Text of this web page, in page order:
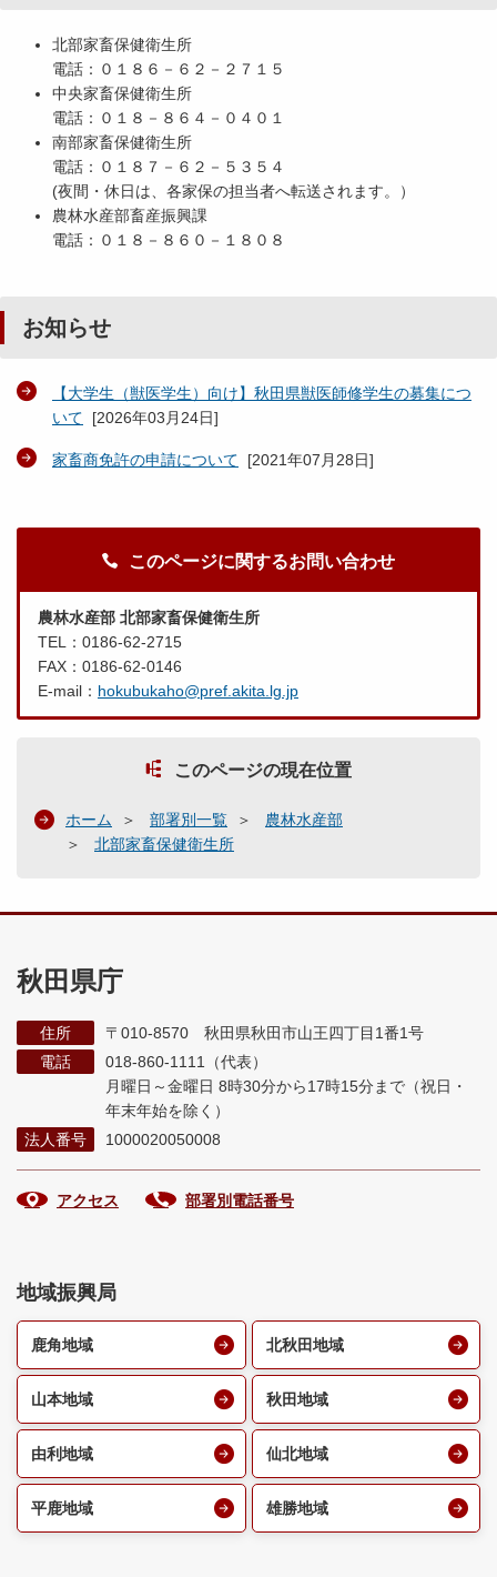
北部家畜保健衛生所
電話：０１８６－６２－２７１５
中央家畜保健衛生所
電話：０１８－８６４－０４０１
南部家畜保健衛生所
電話：０１８７－６２－５３５４
(夜間・休日は、各家保の担当者へ転送されます。）
農林水産部畜産振興課
電話：０１８－８６０－１８０８
お知らせ
【大学生（獣医学生）向け】秋田県獣医師修学生の募集につ
いて [2026年03月24日]
家畜商免許の申請について [2021年07月28日]
このページに関するお問い合わせ
農林水産部 北部家畜保健衛生所
TEL：0186-62-2715
FAX：0186-62-0146
E-mail： hokubukaho@pref.akita.lg.jp
このページの現在位置
ホーム 部署別一覧
農林水産部
北部家畜保健衛生所
秋田県庁
住所
〒010-8570 秋田県秋田市山王四丁目1番1号
電話
018-860-1111（代表）
月曜日～金曜日 8時30分から17時15分まで （祝日・
年末年始を除く）
法人番号
1000020050008
アクセス 部署別電話番号
地域振興局
鹿角地域 北秋田地域
山本地域 秋田地域
由利地域 仙北地域
平鹿地域 雄勝地域